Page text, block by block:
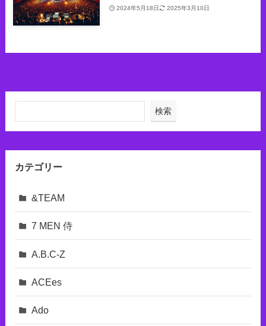
2024年5月18日 2025年3月10日
検索
カテゴリー
&TEAM
7 MEN 侍
A.B.C-Z
ACEes
Ado